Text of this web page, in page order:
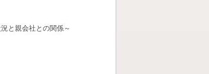
と親会社との関係～